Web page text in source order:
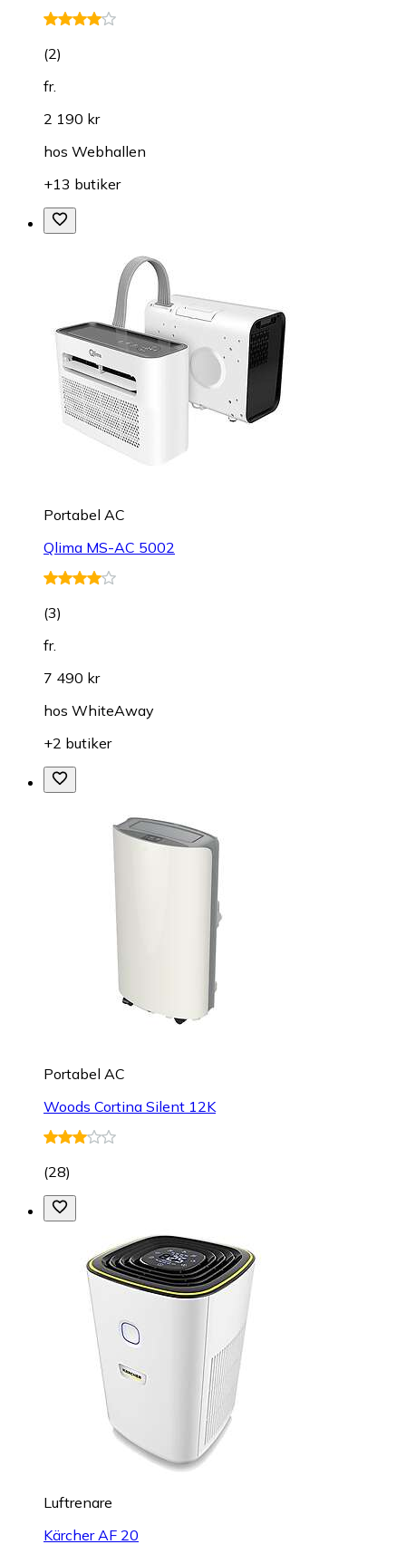
(2)
fr.
2 190 kr
hos Webhallen
+13 butiker
Portabel AC
Qlima MS-AC 5002
(3)
fr.
7 490 kr
hos WhiteAway
+2 butiker
Portabel AC
Woods Cortina Silent 12K
(28)
Luftrenare
Kärcher AF 20